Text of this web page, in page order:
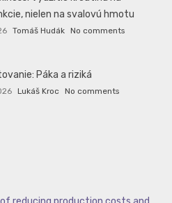
nielen na svalovú hmotu
Tomáš Hudák No comments
Páka a riziká
Lukáš Kroc No comments